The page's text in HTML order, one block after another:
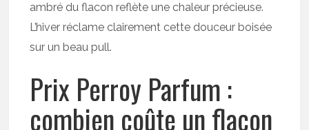
ambré du flacon reflète une chaleur précieuse.
L’hiver réclame clairement cette douceur boisée
sur un beau pull.
Prix Perroy Parfum :
combien coûte un flacon